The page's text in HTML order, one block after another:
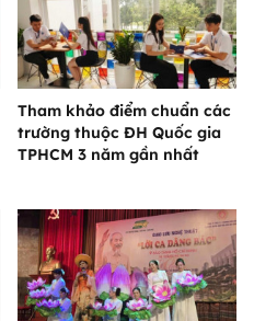
Tham khảo điểm chuẩn các
trường thuộc ĐH Quốc gia
TPHCM 3 năm gần nhất